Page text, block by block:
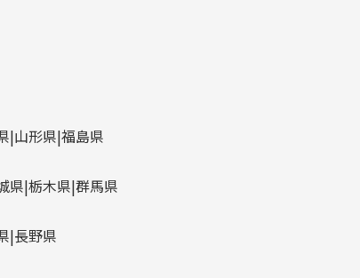
山形県 福島県
県 栃木県 群馬県
長野県